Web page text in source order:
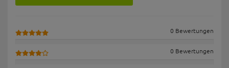
0 Bewertungen
0 Bewertungen